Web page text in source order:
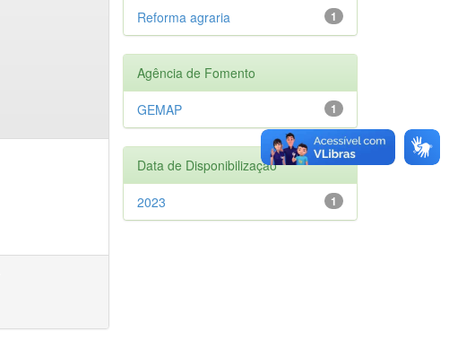
1
Reforma agraria
Agência de Fomento
1
GEMAP
Data de Disponibilização
1
2023